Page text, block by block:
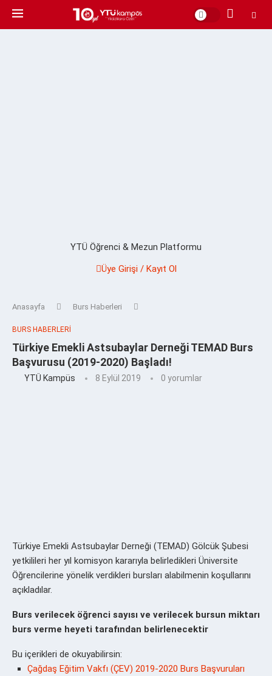
YTÜ Öğrenci & Mezun Platformu
Üye Girişi / Kayıt Ol
Anasayfa Burs Haberleri
BURS HABERLERI
Türkiye Emekli Astsubaylar Derneği TEMAD Burs
Başvurusu (2019-2020) Başladı!
YTÜ Kampüs 8 Eylül 2019 0 yorumlar
Türkiye Emekli Astsubaylar Derneği (TEMAD) Gölcük Şubesi
yetkilileri her yıl komisyon kararıyla belirledikleri Üniversite
Öğrencilerine yönelik verdikleri bursları alabilmenin koşullarını
açıkladılar.
Burs verilecek öğrenci sayısı ve verilecek bursun miktarı
burs verme heyeti tarafından belirlenecektir
Bu içerikleri de okuyabilirsin:
Çağdaş Eğitim Vakfı (ÇEV) 2019-2020 Burs Başvuruları